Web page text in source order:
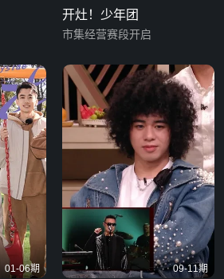
开灶！少年团
市集经营赛段开启
01-06期 09-11期